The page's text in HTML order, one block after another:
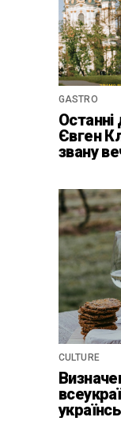
GASTRO
Останні
Євген
звану
CULTURE